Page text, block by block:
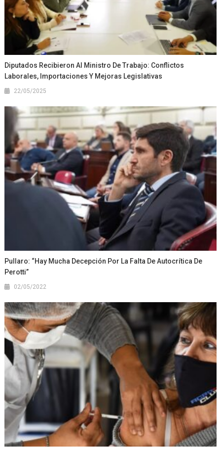
Diputados Recibieron Al Ministro De Trabajo: Conflictos
Laborales, Importaciones Y Mejoras Legislativas
22/05/2025
Pullaro: “Hay Mucha Decepción Por La Falta De Autocrítica De
Perotti”
02/05/2022